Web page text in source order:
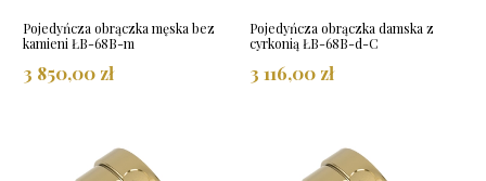
Pojedyńcza obrączka męska bez
kamieni ŁB-68B-m
3 850,00 zł
Pojedyńcza obrączka damska z
cyrkonią ŁB-68B-d-C
3 116,00 zł